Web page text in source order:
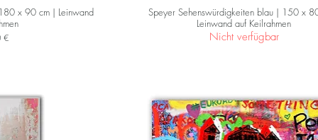
x 90 cm | Leinwand
€
Speyer Sehenswürdigkeiten blau | 150 x
Leinwand auf Keilrahmen
Nicht verfügbar